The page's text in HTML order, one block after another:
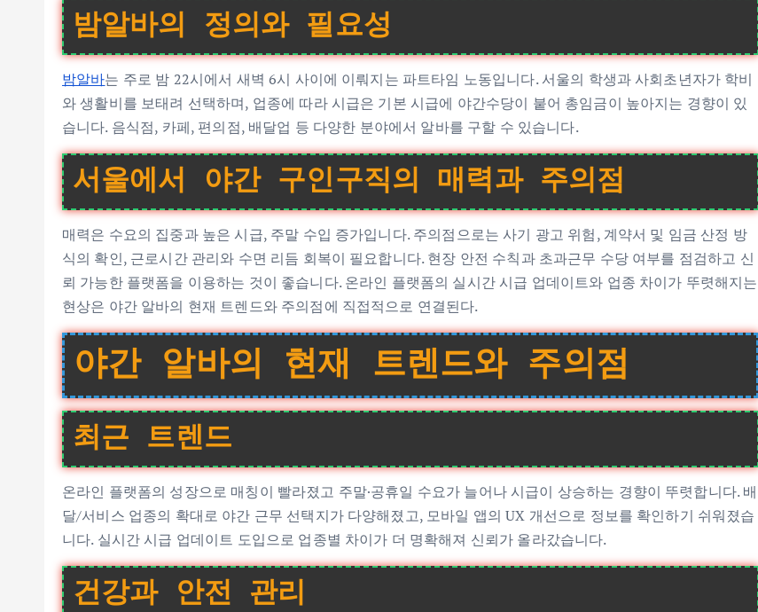
밤알바의 정의와 필요성
밤알바는 주로 밤 22시에서 새벽 6시 사이에 이뤄지는 파트타임 노동입니다. 서울의 학생과 사회초년자가 학비
와 생활비를 보태려 선택하며, 업종에 따라 시급은 기본 시급에 야간수당이 붙어 총임금이 높아지는 경향이 있
습니다. 음식점, 카페, 편의점, 배달업 등 다양한 분야에서 알바를 구할 수 있습니다.
서울에서 야간 구인구직의 매력과 주의점
매력은 수요의 집중과 높은 시급, 주말 수입 증가입니다. 주의점으로는 사기 광고 위험, 계약서 및 임금 산정 방
식의 확인, 근로시간 관리와 수면 리듬 회복이 필요합니다. 현장 안전 수칙과 초과근무 수당 여부를 점검하고 신
뢰 가능한 플랫폼을 이용하는 것이 좋습니다. 온라인 플랫폼의 실시간 시급 업데이트와 업종 차이가 뚜렷해지는
현상은 야간 알바의 현재 트렌드와 주의점에 직접적으로 연결된다.
야간 알바의 현재 트렌드와 주의점
최근 트렌드
온라인 플랫폼의 성장으로 매칭이 빨라졌고 주말·공휴일 수요가 늘어나 시급이 상승하는 경향이 뚜렷합니다. 배
달/서비스 업종의 확대로 야간 근무 선택지가 다양해졌고, 모바일 앱의 UX 개선으로 정보를 확인하기 쉬워졌습
니다. 실시간 시급 업데이트 도입으로 업종별 차이가 더 명확해져 신뢰가 올라갔습니다.
건강과 안전 관리